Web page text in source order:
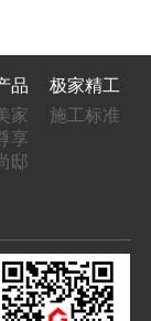
品
家
享
邸
极家精工
施工标准